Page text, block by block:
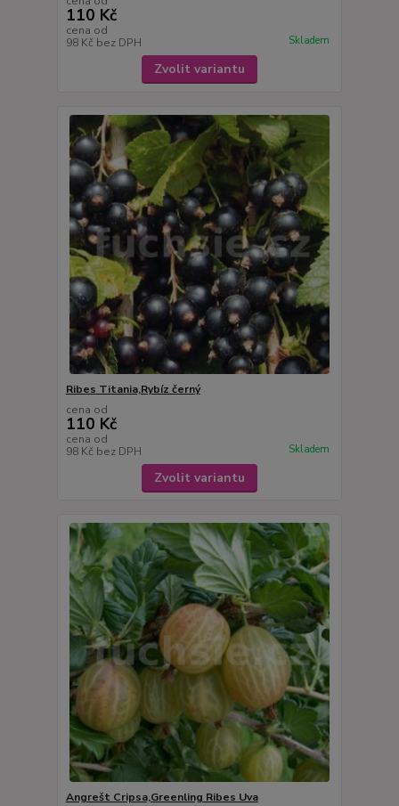
110 Kč
cena od
98 Kč bez DPH Skladem
Zvolit variantu
Ribes Titania,Rybíz černý
cena od
110 Kč
cena od
98 Kč bez DPH Skladem
Zvolit variantu
Angrešt Cripsa,Greenling Ribes Uva